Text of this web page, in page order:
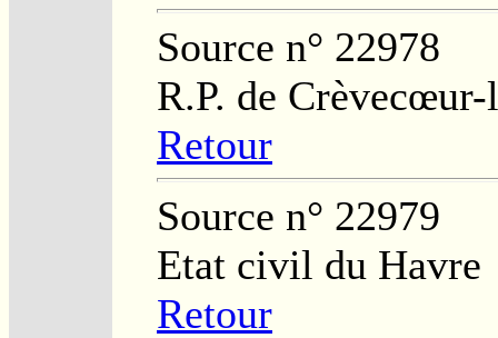
Source n° 22978
R.P. de
Retour
Source n° 22979
Etat civil du Havre
Retour